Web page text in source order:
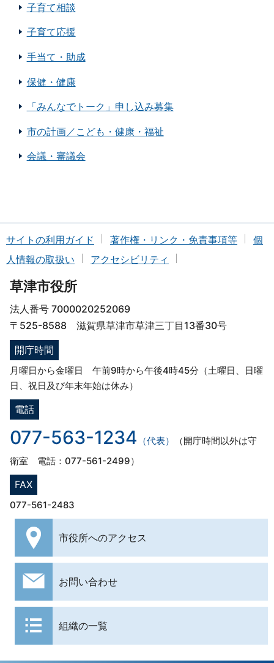
子育て相談
子育て応援
手当て・助成
保健・健康
「みんなでトーク」申し込み募集
市の計画／こども・健康・福祉
会議・審議会
サイトの利用ガイド 著作権・リンク・免責事項等
個
人情報の取扱い
アクセシビリティ
草津市役所
法人番号 7000020252069
〒525-8588 滋賀県草津市草津三丁目13番30号
開庁時間
月曜日から金曜日 午前9時から午後4時45分（土曜日、日曜
日、祝日及び年末年始は休み）
電話
077-563-1234 （代表）
（開庁時間以外は守
衛室 電話：077-561-2499）
FAX
077-561-2483
市役所へのアクセス
お問い合わせ
組織の一覧